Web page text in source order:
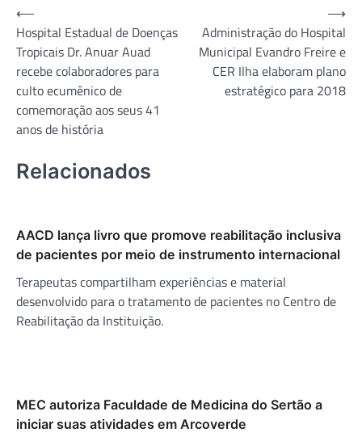
Navegação
de
Post
⟵
Hospital Estadual de Doenças
Tropicais Dr. Anuar Auad
recebe colaboradores para
culto ecumênico de
comemoração aos seus 41
anos de história
Administração do Hospital
Municipal Evandro Freire e
CER Ilha elaboram plano
estratégico para 2018
⟶
Relacionados
AACD lança livro que promove reabilitação inclusiva
de pacientes por meio de instrumento internacional
Terapeutas compartilham experiências e material
desenvolvido para o tratamento de pacientes no Centro de
Reabilitação da Instituição.
MEC autoriza Faculdade de Medicina do Sertão a
iniciar suas atividades em Arcoverde